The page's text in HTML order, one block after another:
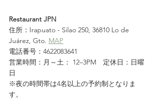
Restaurant JPN
住所：Irapuato - Silao 250, 36810 Lo de
Juárez, Gto. MAP
電話番号：4622083641
営業時間：月～土： 12–3PM　定休日：日曜
日
※夜の時間帯は4名以上の予約制となりま
す。